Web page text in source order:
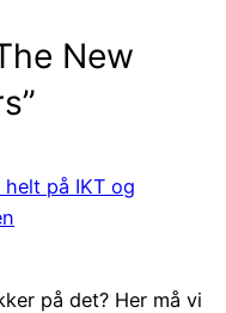
New
på IKT og
på det? Her må vi